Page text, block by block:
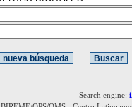
Search engine: